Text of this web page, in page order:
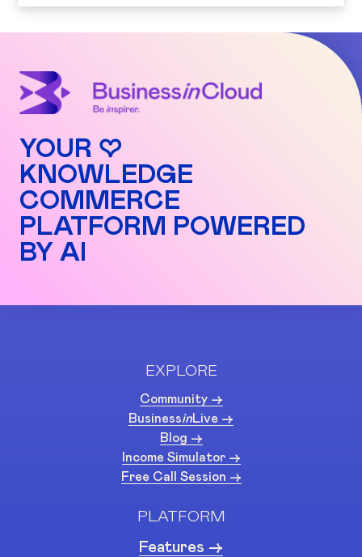
YOUR ♡
KNOWLEDGE
COMMERCE
PLATFORM POWERED
BY AI
EXPLORE
Community ->
BusinessinLive ->
Blog ->
Income Simulator ->
Free Call Session ->
PLATFORM
Features ->